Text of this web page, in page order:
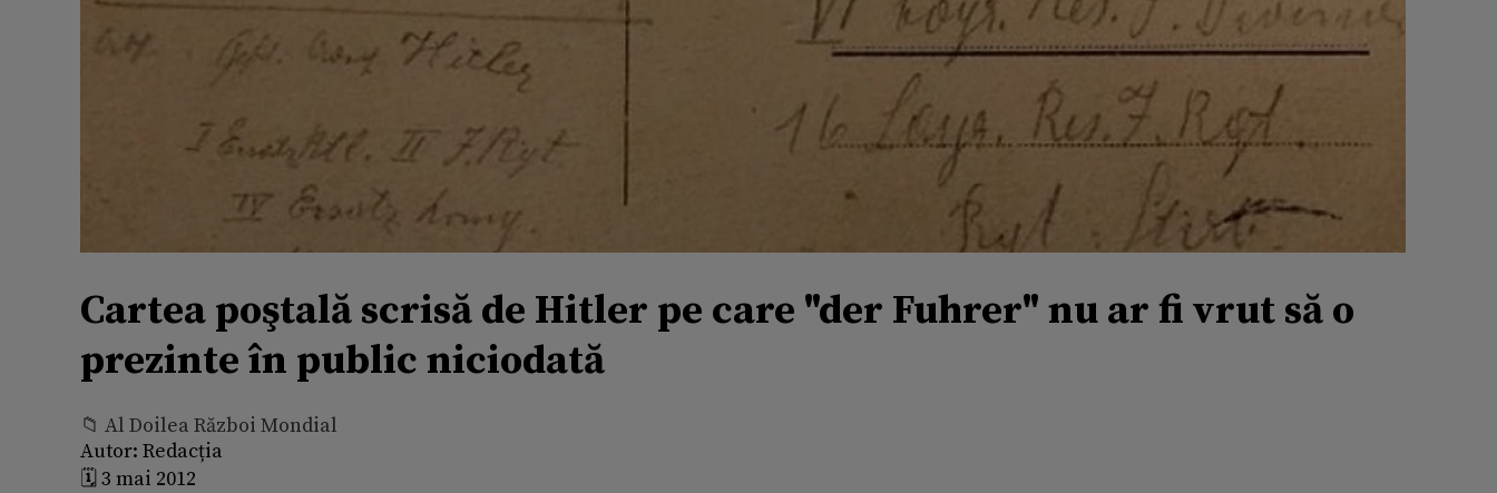
Cartea poştală scrisă de Hitler pe care "der Fuhrer" nu ar fi vrut să o
prezinte în public niciodată
📁 Al Doilea Război Mondial
Autor: Redacția
🗓️ 3 mai 2012